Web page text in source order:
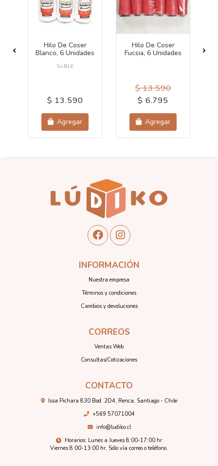
Hilo De Coser
Blanco, 6 Unidades
SABLE
$ 13.590
Agregar
Hilo De Coser
Fucsia, 6 Unidades
$ 13.590
$ 6.795
Agregar
INFORMACIÓN
Nuestra empresa
Términos y condiciones
Cambios y devoluciones
CORREOS
Ventas Web
Consultas/Cotizaciones
CONTACTO
Issa Pichara 830 Bod. 2D4, Renca, Santiago - Chile
+569 57071004
info@ludiko.cl
Horarios: Lunes a Jueves 8:00-17:00 hr
Viernes 8:00-13:00 hr. Sólo vía correo o teléfono.